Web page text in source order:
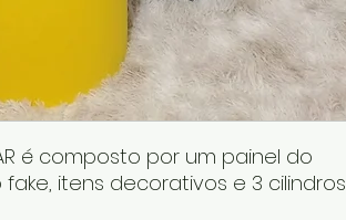
é composto por um painel do
itens decorativos e 3 cilindros